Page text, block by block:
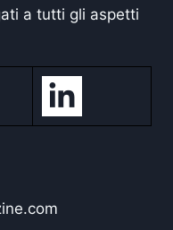
a tutti gli aspetti